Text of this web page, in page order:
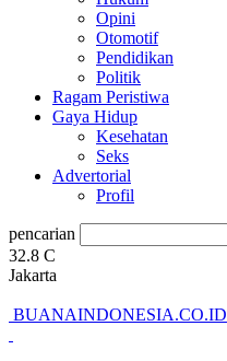
Opini
Otomotif
Pendidikan
Politik
Ragam Peristiwa
Gaya Hidup
Kesehatan
Seks
Advertorial
Profil
pencarian
32.8 C
Jakarta
BUANAINDONESIA.CO.ID